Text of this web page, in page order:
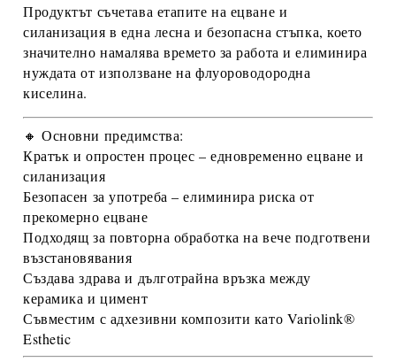
Продуктът съчетава етапите на ецване и
силанизация в една лесна и безопасна стъпка, което
значително намалява времето за работа и елиминира
нуждата от използване на флуороводородна
киселина.
🔸 Основни предимства:
Кратък и опростен процес – едновременно ецване и
силанизация
Безопасен за употреба – елиминира риска от
прекомерно ецване
Подходящ за повторна обработка на вече подготвени
възстановявания
Създава здрава и дълготрайна връзка между
керамика и цимент
Съвместим с адхезивни композити като Variolink®
Esthetic